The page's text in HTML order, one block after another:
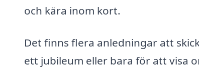
och kära inom kort.
Det finns flera anledningar att
ett jubileum eller bara för att visa